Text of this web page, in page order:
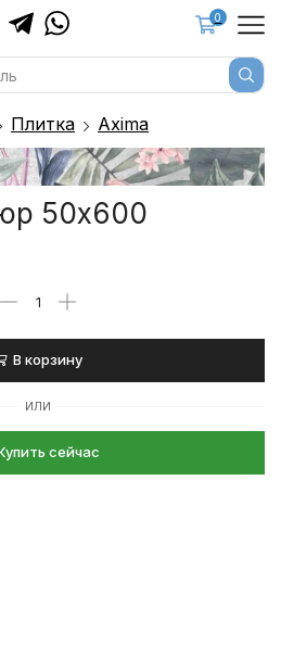
0
Плитка Axima
50х600
В корзину
ИЛИ
сейчас